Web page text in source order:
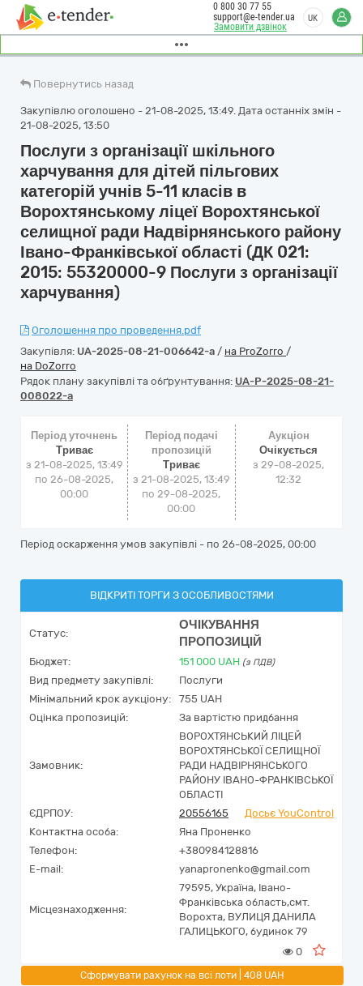
Замовити дзвінок
0 800 30 77 55
support@e-tender.ua
UK
Повернутись назад
Закупівлю оголошено - 21-08-2025, 13:49. Дата останніх змін -
21-08-2025, 13:50
Послуги з організації шкільного
харчування для дітей пільгових
категорій учнів 5-11 класів в
Ворохтянському ліцеї Ворохтянської
селищної ради Надвірнянського району
Івано-Франківської області (ДК 021:
2015: 55320000-9 Послуги з організації
харчування)
Оголошення про проведення.pdf
Закупівля: UA-2025-08-21-006642-a / на ProZorro /
на DoZorro
Рядок плану закупівлі та обґрунтування: UA-P-2025-08-21-
008022-a
Період уточнень
Триває
з 21-08-2025, 13:49
по 26-08-2025,
00:00
Період подачі
пропозицій
Триває
з 21-08-2025, 13:49
по 29-08-2025,
00:00
Аукціон
Очікується
з29-08-2025,
12:32
Період оскарження умов закупівлі - по 26-08-2025, 00:00
ВІДКРИТІ ТОРГИ З ОСОБЛИВОСТЯМИ
Статус:
ОЧІКУВАННЯ
ПРОПОЗИЦІЙ
Бюджет: 151 000 UAH (з ПДВ)
Вид предмету закупівлі:
Послуги
Мінімальний крок аукціону:
755 UAH
Оцінка пропозицій:
За вартістю придбання
Замовник:
ВОРОХТЯНСЬКИЙ ЛІЦЕЙ
ВОРОХТЯНСЬКОЇ СЕЛИЩНОЇ
РАДИ НАДВІРНЯНСЬКОГО
РАЙОНУ ІВАНО-ФРАНКІВСЬКОЇ
ОБЛАСТІ
ЄДРПОУ:
20556165
Досьє YouControl
Контактна особа:
Яна Проненко
Телефон:
+380984128816
E-mail:
yanapronenko@gmail.com
Місцезнаходження:
79595, Україна, Івано-
Франківська область,смт.
Ворохта, ВУЛИЦЯ ДАНИЛА
ГАЛИЦЬКОГО, будинок 79
0
Сформувати рахунок на всі лоти | 408 UAH